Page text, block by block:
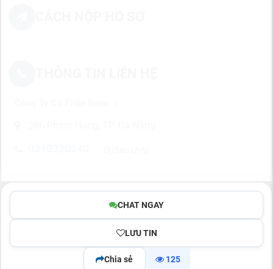
CHAT NGAY
LƯU TIN
Chia sẻ 125